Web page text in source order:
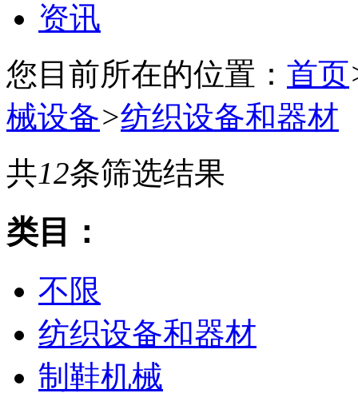
资讯
您目前所在的位置： 首页
械设备>纺织设备和器材
共12条筛选结果
类目：
不限
纺织设备和器材
制鞋机械